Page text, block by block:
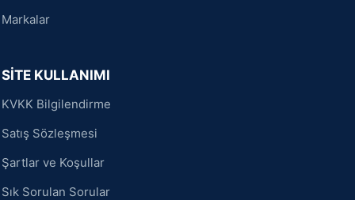
Markalar
SİTE KULLANIMI
KVKK Bilgilendirme
Satış Sözleşmesi
Şartlar ve Koşullar
Sık Sorulan Sorular